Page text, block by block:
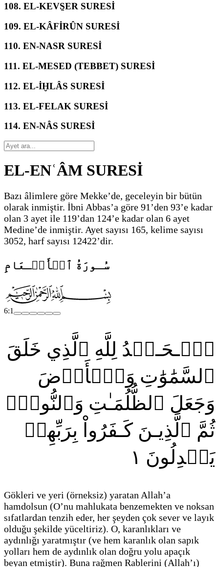
108. EL-KEVS̱ER SURESİ
109. EL-KÂFİRÛN SURESİ
110. EN-NASR SURESİ
111. EL-MESED (TEBBET) SURESİ
112. EL-İḪLÂS SURESİ
113. EL-FELAK SURESİ
114. EN-NÂS SURESİ
EL-ENʿÂM SURESİ
Bazı âlimlere göre Mekke’de, geceleyin bir bütün
olarak inmiştir. İbni Abbas’a göre 91’den 93’e kadar
olan 3 ayet ile 119’dan 124’e kadar olan 6 ayet
Medine’de inmiştir. Ayet sayısı 165, kelime sayısı
3052, harf sayısı 12422’dir.
سُـورَةُ ٱلۡأَنۡـعَامِ
6:1
ٱلۡـحَـمۡدُ لِلَّهِ ٱلَّذِي خَلَقَ
ٱلسَّمَٰوَٰتِ وَٱلۡأَرۡضَ
وَجَعَلَ ٱلظُّلُمَـٰتِ وَٱلنُّورَۖ
ثُمَّ ٱلَّذِيـنَ كَـفَرُواْ بِرَبِّهِمۡ
يَعۡدِلُونَ ١
Gökleri ve yeri (örneksiz) yaratan Allah’a
hamdolsun (O’nu mahlukata benzemekten ve noksan
sıfatlardan tenzih eder, her şeyden çok sever ve layık
olduğu şekilde yüceltiriz). O, karanlıkları ve
aydınlığı yaratmıştır (ve hem karanlık olan sapık
yolları hem de aydınlık olan doğru yolu apaçık
beyan etmiştir). Buna rağmen Rablerini (Allah’ı)